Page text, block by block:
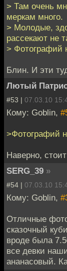
> Там очень
меркам много.
> Молодые,
рассекают не
> Фотографий
Блин. И эти
Лютый
#53 | 07.03.10
Кому: Goblin,
>Фотографий
Наверно,
SERG_39 »
#54 | 07.03.10
Кому: Goblin,
Отличные
сказочный
вроде была
все девки
ананасовый.